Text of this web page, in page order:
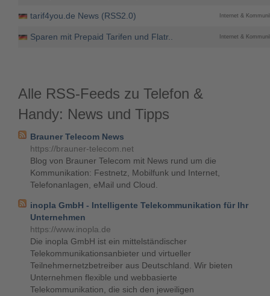
tarif4you.de News (RSS2.0) Internet &
Sparen mit Prepaid Tarifen und Flatr.. Internet &
Alle RSS-Feeds zu Telefon &
Handy: News und Tipps
Brauner Telecom News
https://brauner-telecom.net
Blog von Brauner Telecom mit News rund um die
Kommunikation: Festnetz, Mobilfunk und Internet,
Telefonanlagen, eMail und Cloud.
inopla GmbH - Intelligente Telekommunikation für Ihr
Unternehmen
https://www.inopla.de
Die inopla GmbH ist ein mittelständischer
Telekommunikationsanbieter und virtueller
Teilnehmernetzbetreiber aus Deutschland. Wir bieten
Unternehmen flexible und webbasierte
Telekommunikation, die sich den jeweiligen